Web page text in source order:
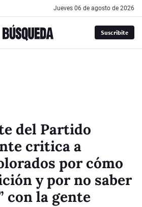
jueves 06 de agosto de 2026
Suscribite
del Partido
critica a
por cómo
y por no saber
con la gente